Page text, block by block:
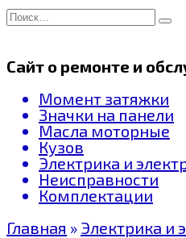
Перейти
к
Search
for:
Сайт о ремонте и
Момент затяжки
Значки на панели
Масла моторные
Кузов
Электрика и
Неисправности
Комплектации
Главная » Электрика и